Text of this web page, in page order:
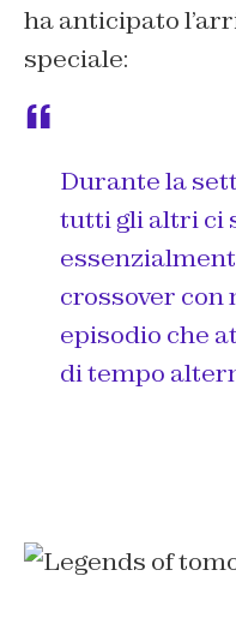
ha anticipato
speciale:
Durante la
tutti gli altri ci
crossover con
episodio che
di tempo